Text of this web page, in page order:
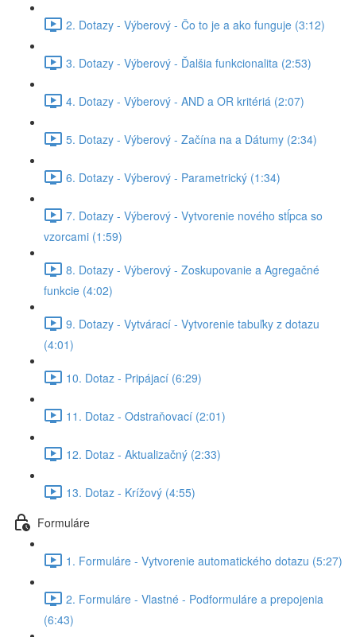
2. Dotazy - Výberový - Čo to je a ako funguje (3:12)
3. Dotazy - Výberový - Ďalšia funkcionalita (2:53)
4. Dotazy - Výberový - AND a OR kritériá (2:07)
5. Dotazy - Výberový - Začína na a Dátumy (2:34)
6. Dotazy - Výberový - Parametrický (1:34)
7. Dotazy - Výberový - Vytvorenie nového stĺpca so
vzorcami (1:59)
8. Dotazy - Výberový - Zoskupovanie a Agregačné
funkcie (4:02)
9. Dotazy - Vytvárací - Vytvorenie tabuľky z dotazu
(4:01)
10. Dotaz - Pripájací (6:29)
11. Dotaz - Odstraňovací (2:01)
12. Dotaz - Aktualizačný (2:33)
13. Dotaz - Krížový (4:55)
Formuláre
1. Formuláre - Vytvorenie automatického dotazu (5:27)
2. Formuláre - Vlastné - Podformuláre a prepojenia
(6:43)